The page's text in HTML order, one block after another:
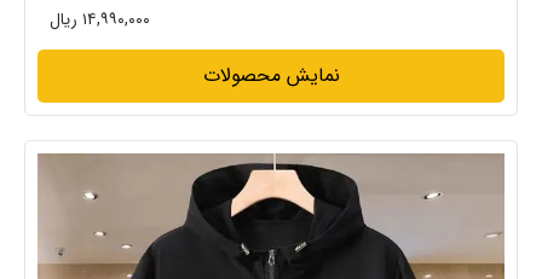
۱۴,۹۹۰,۰۰۰ ریال
نمایش محصولات